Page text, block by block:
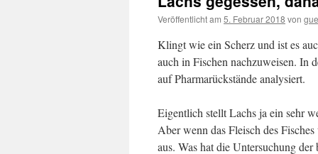
Veröffentlicht am 5. Februar 2018 von
Klingt wie ein Scherz und ist es
auch in Fischen nachzuweisen. In
auf Pharmarückstände analysiert.
Eigentlich stellt Lachs ja ein sehr
Aber wenn das Fleisch des
aus. Was hat die Untersuchung